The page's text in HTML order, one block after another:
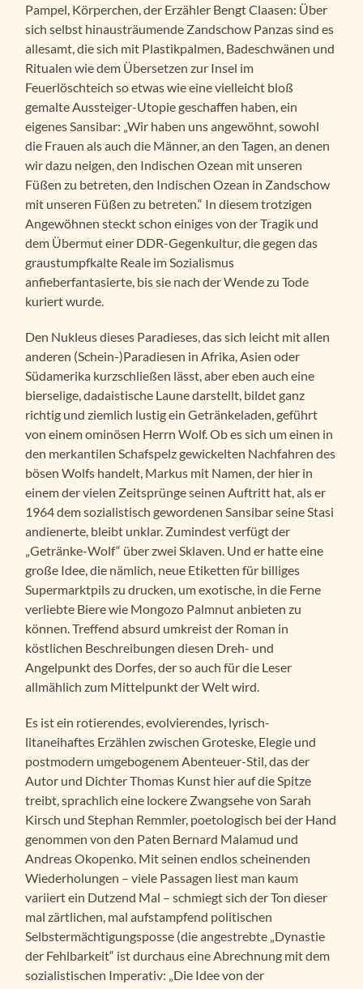
Pampel, Körperchen, der Erzähler Bengt Claasen: Über
sich selbst hinausträumende Zandschow Panzas sind es
allesamt, die sich mit Plastikpalmen, Badeschwänen und
Ritualen wie dem Übersetzen zur Insel im
Feuerlöschteich so etwas wie eine vielleicht bloß
gemalte Aussteiger-Utopie geschaffen haben, ein
eigenes Sansibar: „Wir haben uns angewöhnt, sowohl
die Frauen als auch die Männer, an den Tagen, an denen
wir dazu neigen, den Indischen Ozean mit unseren
Füßen zu betreten, den Indischen Ozean in Zandschow
mit unseren Füßen zu betreten.“ In diesem trotzigen
Angewöhnen steckt schon einiges von der Tragik und
dem Übermut einer DDR-Gegenkultur, die gegen das
graustumpfkalte Reale im Sozialismus
anfieberfantasierte, bis sie nach der Wende zu Tode
kuriert wurde.
Den Nukleus dieses Paradieses, das sich leicht mit allen
anderen (Schein-)Paradiesen in Afrika, Asien oder
Südamerika kurzschließen lässt, aber eben auch eine
bierselige, dadaistische Laune darstellt, bildet ganz
richtig und ziemlich lustig ein Getränkeladen, geführt
von einem ominösen Herrn Wolf. Ob es sich um einen in
den merkantilen Schafspelz gewickelten Nachfahren des
bösen Wolfs handelt, Markus mit Namen, der hier in
einem der vielen Zeitsprünge seinen Auftritt hat, als er
1964 dem sozialistisch gewordenen Sansibar seine Stasi
andienerte, bleibt unklar. Zumindest verfügt der
„Getränke-Wolf“ über zwei Sklaven. Und er hatte eine
große Idee, die nämlich, neue Etiketten für billiges
Supermarktpils zu drucken, um exotische, in die Ferne
verliebte Biere wie Mongozo Palmnut anbieten zu
können. Treffend absurd umkreist der Roman in
köstlichen Beschreibungen diesen Dreh- und
Angelpunkt des Dorfes, der so auch für die Leser
allmählich zum Mittelpunkt der Welt wird.
Es ist ein rotierendes, evolvierendes, lyrisch-
litaneihaftes Erzählen zwischen Groteske, Elegie und
postmodern umgebogenem Abenteuer-Stil, das der
Autor und Dichter Thomas Kunst hier auf die Spitze
treibt, sprachlich eine lockere Zwangsehe von Sarah
Kirsch und Stephan Remmler, poetologisch bei der Hand
genommen von den Paten Bernard Malamud und
Andreas Okopenko. Mit seinen endlos scheinenden
Wiederholungen – viele Passagen liest man kaum
variiert ein Dutzend Mal – schmiegt sich der Ton dieser
mal zärtlichen, mal aufstampfend politischen
Selbstermächtigungsposse (die angestrebte „Dynastie
der Fehlbarkeit“ ist durchaus eine Abrechnung mit dem
sozialistischen Imperativ: „Die Idee von der